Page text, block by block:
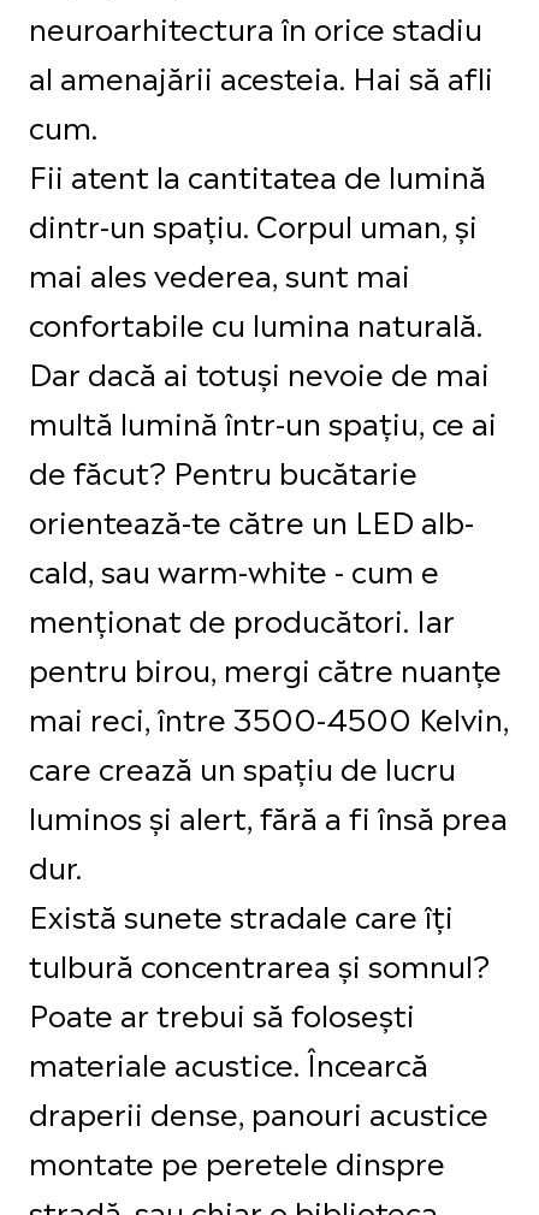
neuroarhitectura în orice stadiu
al amenajării acesteia. Hai să afli
cum.
Fii atent la cantitatea de lumină
dintr-un spațiu. Corpul uman, și
mai ales vederea, sunt mai
confortabile cu lumina naturală.
Dar dacă ai totuși nevoie de mai
multă lumină într-un spațiu, ce ai
de făcut? Pentru bucătarie
orientează-te către un LED alb-
cald, sau warm-white - cum e
menționat de producători. Iar
pentru birou, mergi către nuanțe
mai reci, între 3500-4500 Kelvin,
care crează un spațiu de lucru
luminos și alert, fără a fi însă prea
dur.
Există sunete stradale care îți
tulbură concentrarea și somnul?
Poate ar trebui să folosești
materiale acustice. Încearcă
draperii dense, panouri acustice
montate pe peretele dinspre